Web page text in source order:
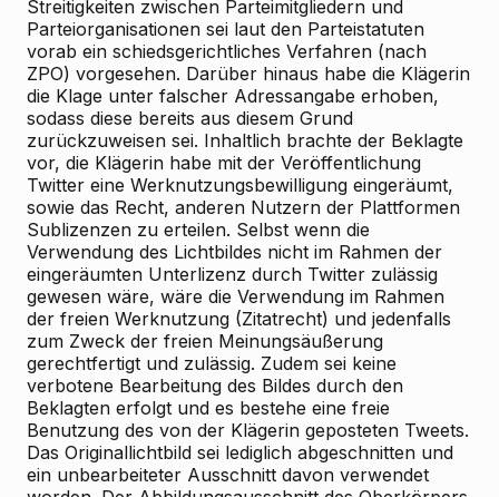
Streitigkeiten zwischen Parteimitgliedern und
Parteiorganisationen sei laut den Parteistatuten
vorab ein schiedsgerichtliches Verfahren (nach
ZPO) vorgesehen. Darüber hinaus habe die Klägerin
die Klage unter falscher Adressangabe erhoben,
sodass diese bereits aus diesem Grund
zurückzuweisen sei. Inhaltlich brachte der Beklagte
vor, die Klägerin habe mit der Veröffentlichung
Twitter eine Werknutzungsbewilligung eingeräumt,
sowie das Recht, anderen Nutzern der Plattformen
Sublizenzen zu erteilen. Selbst wenn die
Verwendung des Lichtbildes nicht im Rahmen der
eingeräumten Unterlizenz durch Twitter zulässig
gewesen wäre, wäre die Verwendung im Rahmen
der freien Werknutzung (Zitatrecht) und jedenfalls
zum Zweck der freien Meinungsäußerung
gerechtfertigt und zulässig. Zudem sei keine
verbotene Bearbeitung des Bildes durch den
Beklagten erfolgt und es bestehe eine freie
Benutzung des von der Klägerin geposteten Tweets.
Das Originallichtbild sei lediglich abgeschnitten und
ein unbearbeiteter Ausschnitt davon verwendet